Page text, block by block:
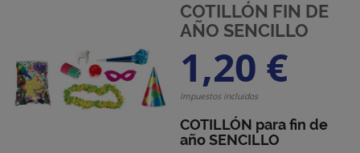
COTILLÓN FIN DE
AÑO SENCILLO
1,20 €
Impuestos incluidos
COTILLÓN para fin de
año SENCILLO